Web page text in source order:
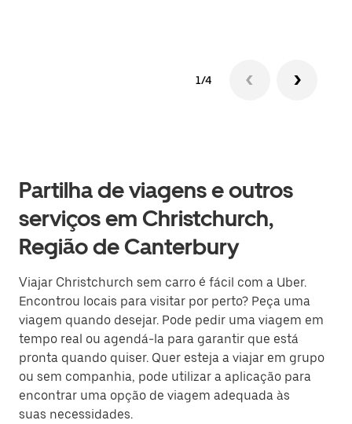
1/4
Partilha de viagens e outros
serviços em Christchurch,
Região de Canterbury
Viajar Christchurch sem carro é fácil com a Uber.
Encontrou locais para visitar por perto? Peça uma
viagem quando desejar. Pode pedir uma viagem em
tempo real ou agendá-la para garantir que está
pronta quando quiser. Quer esteja a viajar em grupo
ou sem companhia, pode utilizar a aplicação para
encontrar uma opção de viagem adequada às
suas necessidades.